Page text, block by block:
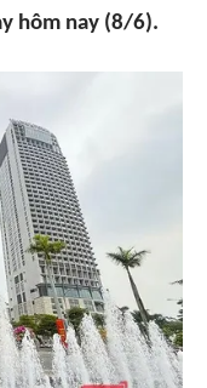
hôm nay (8/6).